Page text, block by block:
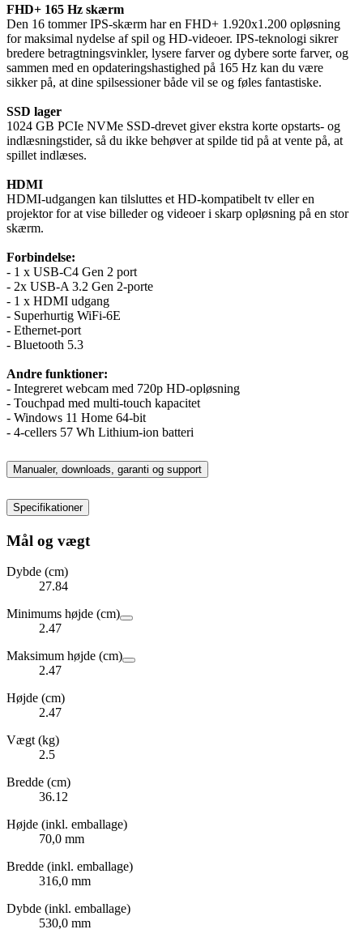
FHD+ 165 Hz skærm
Den 16 tommer IPS-skærm har en FHD+ 1.920x1.200 opløsning
for maksimal nydelse af spil og HD-videoer. IPS-teknologi sikrer
bredere betragtningsvinkler, lysere farver og dybere sorte farver, og
sammen med en opdateringshastighed på 165 Hz kan du være
sikker på, at dine spilsessioner både vil se og føles fantastiske.
SSD lager
1024 GB PCIe NVMe SSD-drevet giver ekstra korte opstarts- og
indlæsningstider, så du ikke behøver at spilde tid på at vente på, at
spillet indlæses.
HDMI
HDMI-udgangen kan tilsluttes et HD-kompatibelt tv eller en
projektor for at vise billeder og videoer i skarp opløsning på en stor
skærm.
Forbindelse:
- 1 x USB-C4 Gen 2 port
- 2x USB-A 3.2 Gen 2-porte
- 1 x HDMI udgang
- Superhurtig WiFi-6E
- Ethernet-port
- Bluetooth 5.3
Andre funktioner:
- Integreret webcam med 720p HD-opløsning
- Touchpad med multi-touch kapacitet
- Windows 11 Home 64-bit
- 4-cellers 57 Wh Lithium-ion batteri
Manualer, downloads, garanti og support
Specifikationer
Mål og vægt
Dybde (cm)
27.84
Minimums højde (cm)
2.47
Maksimum højde (cm)
2.47
Højde (cm)
2.47
Vægt (kg)
2.5
Bredde (cm)
36.12
Højde (inkl. emballage)
70,0 mm
Bredde (inkl. emballage)
316,0 mm
Dybde (inkl. emballage)
530,0 mm